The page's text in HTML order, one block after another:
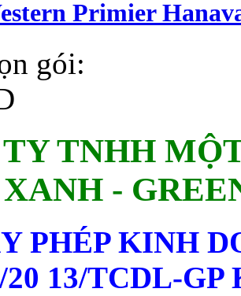
Primier
gói:
TY TNHH
-
PHÉP KINH
20 13/TCDL-